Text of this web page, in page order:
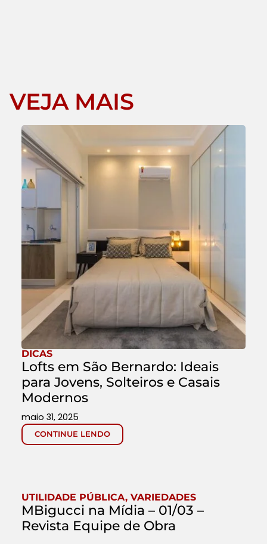
VEJA MAIS
DICAS
Lofts em São Bernardo: Ideais
para Jovens, Solteiros e Casais
Modernos
CONTINUE LENDO
maio 31, 2025
UTILIDADE PÚBLICA, VARIEDADES
MBigucci na Mídia – 01/03 –
Revista Equipe de Obra